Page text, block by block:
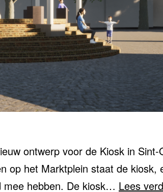
ontwerp voor de Kiosk in
op het Marktplein staat de kiosk,
mee hebben. De kiosk… Lees